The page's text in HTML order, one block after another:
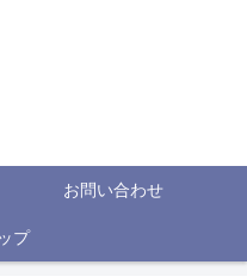
お問い合わせ
プ